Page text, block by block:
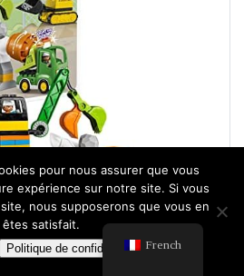
French
pour nous assurer que vous
expérience sur notre site. Si vous
nous supposerons que vous en
êtes satisfait.
Politique de confidentialité